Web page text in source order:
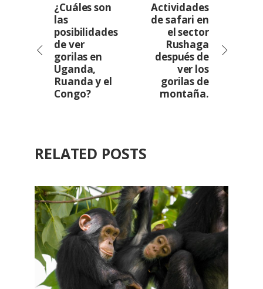
¿Cuáles son
las
posibilidades
de ver
gorilas en
Uganda,
Ruanda y el
Congo?
Actividades
de safari en
el sector
Rushaga
después de
ver los
gorilas de
montaña.
RELATED POSTS